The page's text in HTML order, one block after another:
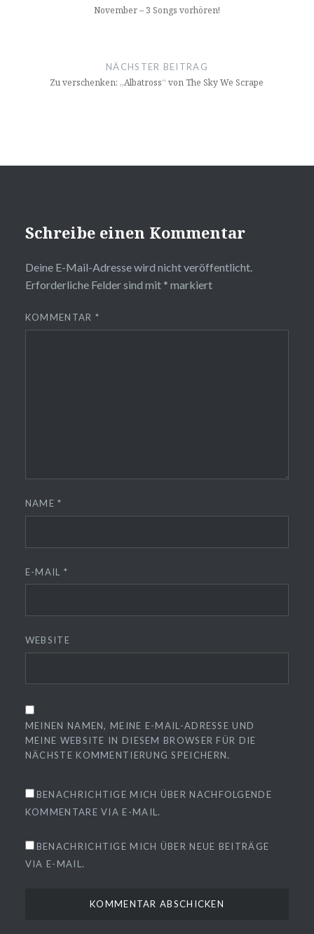
November – 3 Songs vorhören!
NÄCHSTER BEITRAG
Zu verschenken: „Albatross“ von The Sky We Scrape
Schreibe einen Kommentar
Deine E-Mail-Adresse wird nicht veröffentlicht.
Erforderliche Felder sind mit * markiert
KOMMENTAR *
NAME*
E-MAIL *
WEBSITE
MEINEN NAMEN, MEINE E-MAIL-ADRESSE UND
MEINE WEBSITE IN DIESEM BROWSER FÜR DIE
NÄCHSTE KOMMENTIERUNG SPEICHERN.
BENACHRICHTIGE MICH ÜBER NACHFOLGENDE
KOMMENTARE VIA E-MAIL.
BENACHRICHTIGE MICH ÜBER NEUE BEITRÄGE
VIA E-MAIL.